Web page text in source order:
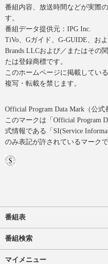
番組内容、放送時間などが実際
す。
番組データ提供元：IPG Inc.
TiVo、Gガイド、G-GUIDE、お
Brands LLCおよび／またはその
たは登録商標です。
このホームページに掲載してい
複写・転載を禁じます。
Official Program Data Mark（公式
このマークは「Official Program
式情報である「SI(Service
のみ表記が許されているマークで
番組表
番組検索
マイメニュー